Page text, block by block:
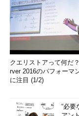
クエリストアって何だ
rver 2016のパフォーマ
に注目 (1/2)
“必要